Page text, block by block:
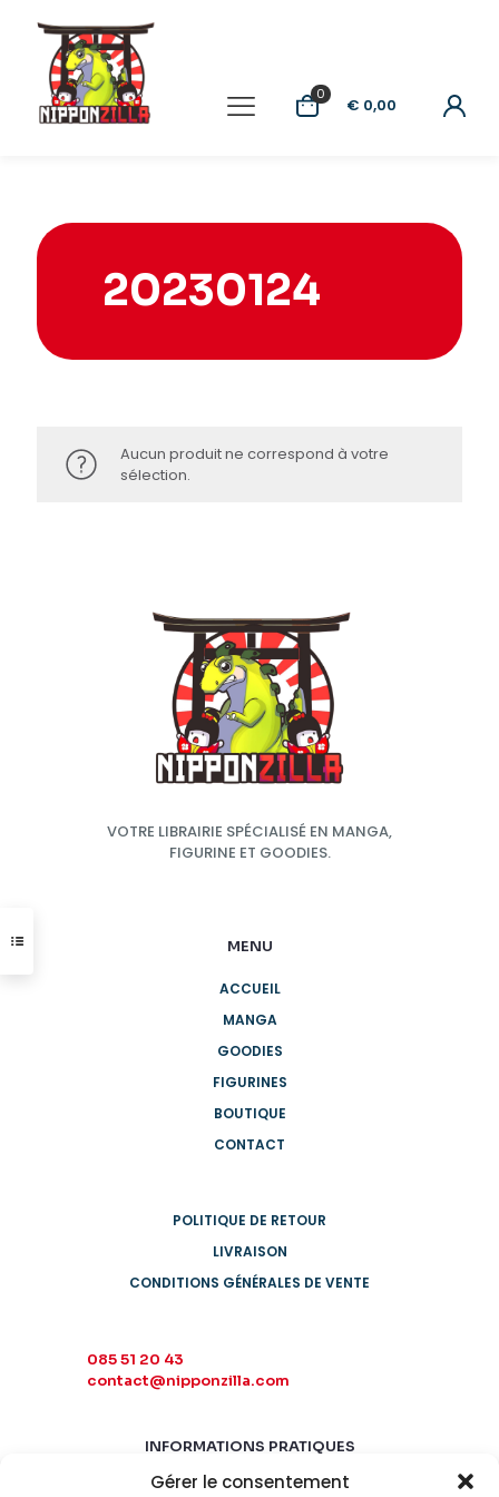
Gérer le consentement
0
€ 0,00
20230124
Aucun produit ne correspond à votre
sélection.
VOTRE LIBRAIRIE SPÉCIALISÉ EN MANGA,
FIGURINE ET GOODIES.
MENU
ACCUEIL
MANGA
GOODIES
FIGURINES
BOUTIQUE
CONTACT
POLITIQUE DE RETOUR
LIVRAISON
CONDITIONS GÉNÉRALES DE VENTE
085 51 20 43
contact@nipponzilla.com
INFORMATIONS PRATIQUES
MARDI-SAMEDI